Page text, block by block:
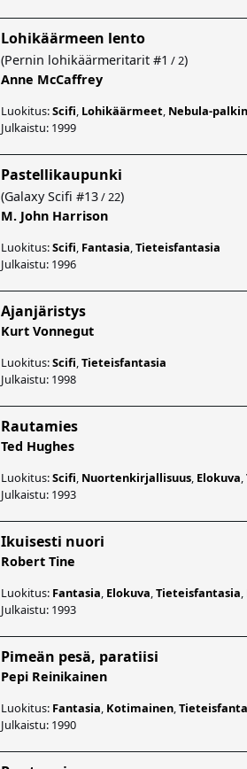
Lohikäärmeen lento
(Pernin lohikäärmeritarit #1 / 2)
Anne McCaffrey
Luokitus:Scifi, Lohikäärmeet, Nebula-
Julkaistu: 1999
Pastellikaupunki
(Galaxy Scifi #13/ 22)
M. John Harrison
Luokitus:Scifi, Fantasia,Tieteisfantasia
Julkaistu: 1996
Ajanjäristys
Kurt Vonnegut
Luokitus:Scifi,Tieteisfantasia
Julkaistu: 1998
Rautamies
Ted Hughes
Luokitus:Scifi, Nuortenkirjallisuus, Elokuva,
Julkaistu: 1993
Ikuisesti nuori
Robert Tine
Luokitus: Fantasia, Elokuva,Tieteisfantasia,
Julkaistu: 1993
Pimeän pesä, paratiisi
Pepi Reinikainen
Luokitus: Fantasia, Kotimainen,
Julkaistu: 1990